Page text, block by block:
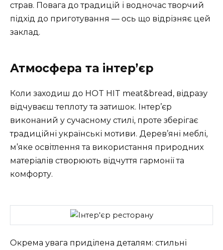
страв. Повага до традицій і водночас творчий
підхід до приготування — ось що відрізняє цей
заклад.
Атмосфера та інтер’єр
Коли заходиш до HOT HIT meat&bread, відразу
відчуваєш теплоту та затишок. Інтер’єр
виконаний у сучасному стилі, проте зберігає
традиційні українські мотиви. Дерев’яні меблі,
м’яке освітлення та використання природних
матеріалів створюють відчуття гармонії та
комфорту.
Окрема увага приділена деталям: стильні